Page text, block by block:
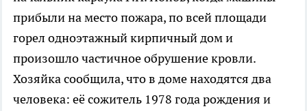
прибыли на место пожара, по всей площади
горел одноэтажный кирпичный дом и
произошло частичное обрушение кровли.
Хозяйка сообщила, что в доме находятся два
человека: её сожитель 1978 года рождения и